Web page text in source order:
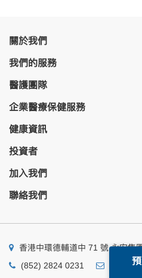
關於我們
我們的服務
醫護團隊
企業醫療保健服務
健康資訊
投資者
加入我們
聯絡我們
香港中環德輔道中 71 號 永安集
(852) 2824 0231